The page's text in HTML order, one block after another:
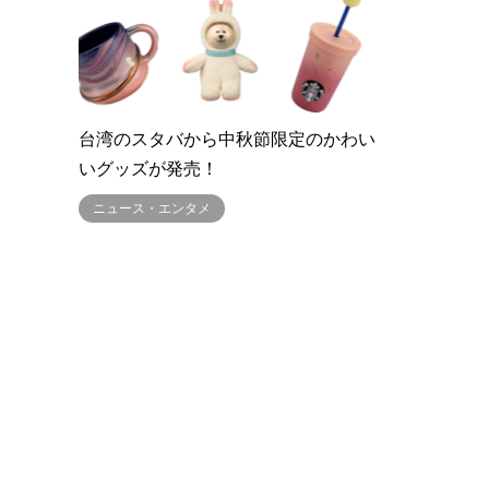
台湾のスタバから中秋節限定のかわい
いグッズが発売！
ニュース・エンタメ